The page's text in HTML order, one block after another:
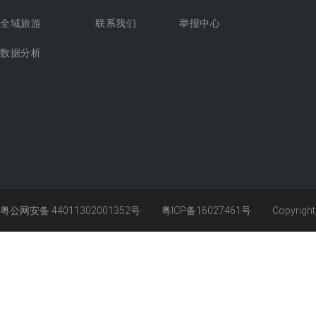
全域旅游
数据分析
联系我们 举报中心
粤公网安备 44011302001352号 粤ICP备16027461号